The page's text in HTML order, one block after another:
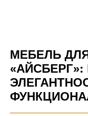
МЕБЕЛЬ